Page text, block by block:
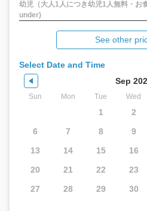
幼児（大人1人につき幼児1人無料・お
under)
See other
Select Date and Time
Sep
Sun Mon Tue Wed
1 2
6
7 8 9
13
14 15 16
20
21 22 23
27
28 29 30